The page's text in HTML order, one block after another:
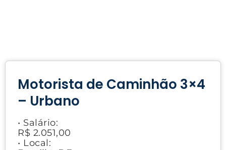
Motorista de Caminhão 3×4
– Urbano
• Salário:
R$ 2.051,00
• Local: